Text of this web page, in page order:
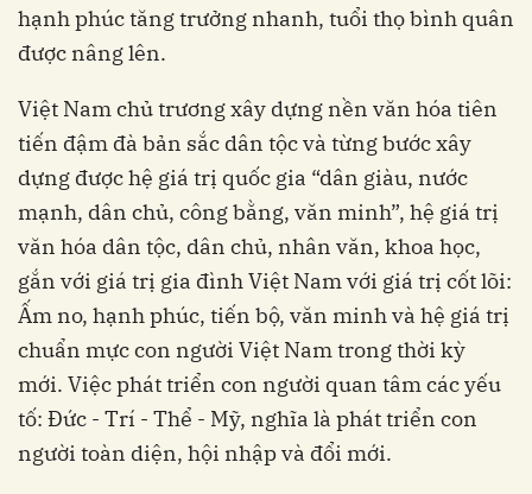
hạnh phúc tăng trưởng nhanh, tuổi thọ bình quân
được nâng lên.
Việt Nam chủ trương xây dựng nền văn hóa tiên
tiến đậm đà bản sắc dân tộc và từng bước xây
dựng được hệ giá trị quốc gia “dân giàu, nước
mạnh, dân chủ, công bằng, văn minh”, hệ giá trị
văn hóa dân tộc, dân chủ, nhân văn, khoa học,
gắn với giá trị gia đình Việt Nam với giá trị cốt lõi:
Ấm no, hạnh phúc, tiến bộ, văn minh và hệ giá trị
chuẩn mực con người Việt Nam trong thời kỳ
mới. Việc phát triển con người quan tâm các yếu
tố: Đức - Trí - Thể - Mỹ, nghĩa là phát triển con
người toàn diện, hội nhập và đổi mới.